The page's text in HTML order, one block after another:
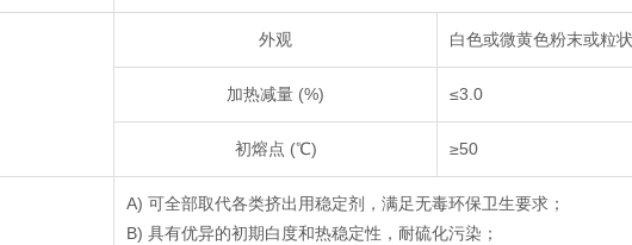
外观 白色或微黄色粉末或粒状
加热减量 (%) ≤3.0
初熔点 (℃) ≥50
A) 可全部取代各类挤出用稳定剂，满足无毒环保卫生要求；
B) 具有优异的初期白度和热稳定性，耐硫化污染；